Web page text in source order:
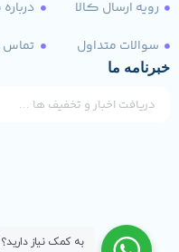
رویه ارسال کالا
سوالات متداول
درباره
تماس
خبرنامه ما
به کمک نیاز